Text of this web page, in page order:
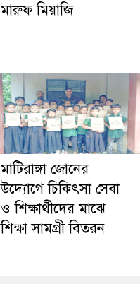
মারুফ মিয়াজি
মাটিরাঙ্গা জোনের
উদ্যোগে চিকিৎসা সেবা
ও শিক্ষার্থীদের মাঝে
শিক্ষা সামগ্রী বিতরন